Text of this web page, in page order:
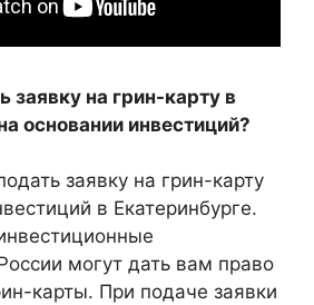
заявку на грин-карту в
основании инвестиций?
заявку на грин-карту
в Екатеринбурге.
могут дать вам право
карты. При подаче заявки